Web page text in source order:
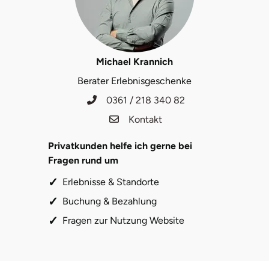
Michael Krannich
Berater Erlebnisgeschenke
0361 / 218 340 82
Kontakt
Privatkunden helfe ich gerne bei
Fragen rund um
Erlebnisse & Standorte
Buchung & Bezahlung
Fragen zur Nutzung Website